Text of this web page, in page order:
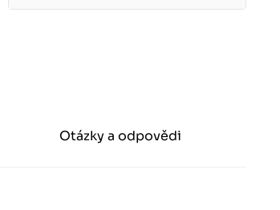
Otázky a odpovědi